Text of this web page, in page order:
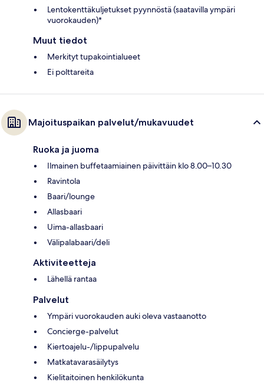
Lentokenttäkuljetukset pyynnöstä (saatavilla ympäri
vuorokauden)*
Muut tiedot
Merkityt tupakointialueet
Ei polttareita
Majoituspaikan palvelut/mukavuudet
Ruoka ja juoma
Ilmainen buffetaamiainen päivittäin klo 8.00–10.30
Ravintola
Baari/lounge
Allasbaari
Uima-allasbaari
Välipalabaari/deli
Aktiviteetteja
Lähellä rantaa
Palvelut
Ympäri vuorokauden auki oleva vastaanotto
Concierge-palvelut
Kiertoajelu-/lippupalvelu
Matkatavarasäilytys
Kielitaitoinen henkilökunta